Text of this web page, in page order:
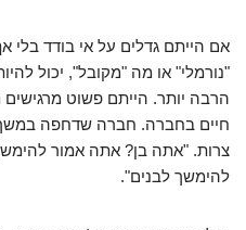
אם הייתם גדלים על אי בודד בלי
"נורמלי" או מה "מקובל", יכול
הרבה יותר. הייתם פשוט
חיים בחברה. חברה שדחפה במשך
צרות. "אתה בן? אתה אמור
להימשך לבנים".